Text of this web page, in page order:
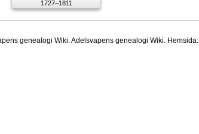
1727–1811
genealogi Wiki. Adelsvapens genealogi Wiki. Hemsida: